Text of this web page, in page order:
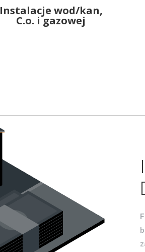
Instalacje wod/kan,
C.o. i gazowej